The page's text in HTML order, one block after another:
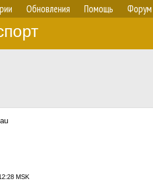
Обновления Помощь Форум
MSK